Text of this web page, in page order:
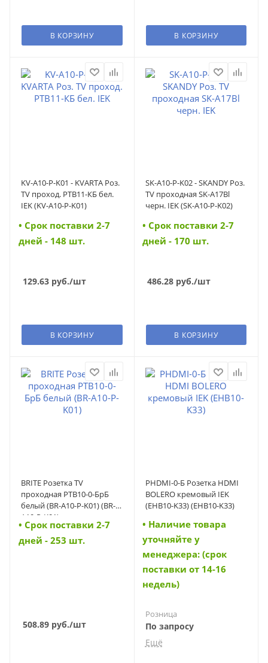
В КОРЗИНУ В КОРЗИНУ
KV-A10-P-K01 - KVARTA Роз.
TV проход. РТВ11-КБ бел.
IEK (KV-A10-P-K01)
• Cрок поставки 2-7
дней - 148 шт.
129.63 руб./шт
В КОРЗИНУ
SK-A10-P-K02 - SKANDY Роз.
TV проходная SK-A17Bl
черн. IEK (SK-A10-P-K02)
• Cрок поставки 2-7
дней - 170 шт.
486.28руб./шт
В КОРЗИНУ
BRITE Розетка TV
проходная РТВ10-0-БрБ
белый (BR-A10-P-K01) (BR-
A10-P-K01)
• Cрок поставки 2-7
дней - 253 шт.
508.89 руб./шт
РHDMI-0-Б Розетка HDMI
BOLERO кремовый IEK
(EHB10-K33) (EHB10-K33)
• Наличие товара
уточняйте у
менеджера: (срок
поставки от 14-16
недель)
Розница
По запросу
Ещё